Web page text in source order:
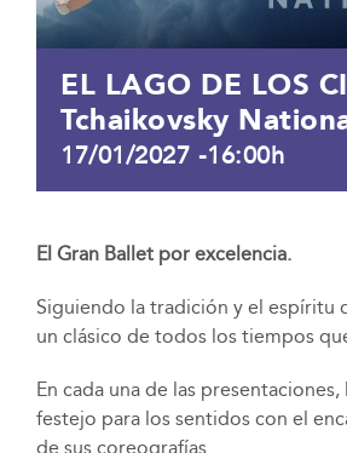
EL LAGO DE LOS
Tchaikovsky
17/01/2027 -16:00h
El Gran Ballet por excelencia.
Siguiendo la tradición y el espíritu
un clásico de todos los tiempos
En cada una de las
festejo para los sentidos con el
de sus coreografías.